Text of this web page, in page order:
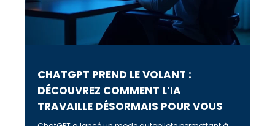
CHATGPT PREND LE VOLANT :
DÉCOUVREZ COMMENT L’IA
TRAVAILLE DÉSORMAIS POUR VOUS